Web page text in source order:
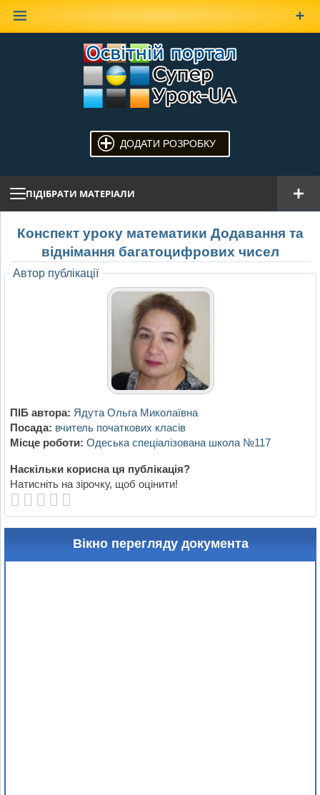
ДОДАТИ РОЗРОБКУ
ПІДІБРАТИ МАТЕРІАЛИ
Конспект уроку математики Додавання та
віднімання багатоцифрових чисел
Автор публікації
ПІБ автора: Ядута Ольга Миколаївна
Посада: вчитель початкових класів
Місце роботи: Одеська спеціалізована школа №117
Наскільки корисна ця публікація?
Натисніть на зірочку, щоб оцінити!
Вікно перегляду документа